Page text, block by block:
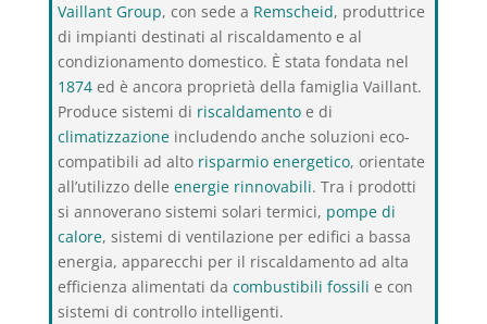
Vaillant Group, con sede a Remscheid, produttrice
di impianti destinati al riscaldamento e al
condizionamento domestico. È stata fondata nel
1874ed è ancora proprietà della famiglia Vaillant.
Produce sistemi di riscaldamentoe di
climatizzazioneincludendo anche soluzioni eco-
compatibili ad alto risparmio energetico, orientate
all’utilizzo delle energie rinnovabili. Tra i prodotti
si annoverano sistemi solari termici, pompe di
calore, sistemi di ventilazione per edifici a bassa
energia, apparecchi per il riscaldamento ad alta
efficienza alimentati da combustibili fossili e con
sistemi di controllo intelligenti.